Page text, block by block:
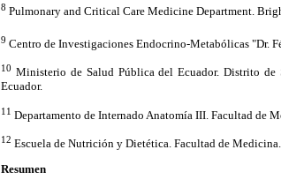
8 Pulmonary and Critical Care Medicine Department.
9 Centro de Investigaciones Endocrino-Metabólicas "Dr.
10 Ministerio de Salud Pública del Ecuador. Distrito de
Ecuador.
11 Departamento de Internado Anatomía III. Facultad de
12 Escuela de Nutrición y Dietética. Facultad de
Resumen